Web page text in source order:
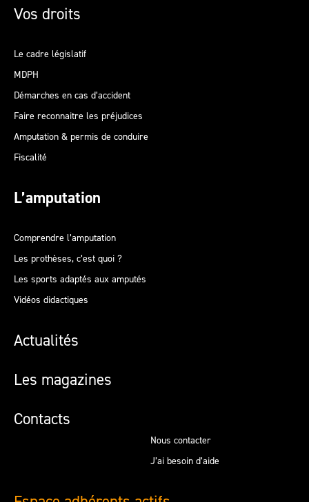
Vos droits
Le cadre législatif
MDPH
Démarches en cas d’accident
Faire reconnaitre les préjudices
Amputation & permis de conduire
Fiscalité
L’amputation
Comprendre l’amputation
Les prothèses, c’est quoi ?
Les sports adaptés aux amputés
Vidéos didactiques
Actualités
Les magazines
Contacts
Nous contacter
J’ai besoin d’aide